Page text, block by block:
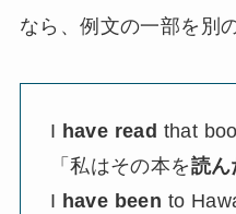
なら、例文の一部を別
I have read that
「私はその本を読ん
I have been to